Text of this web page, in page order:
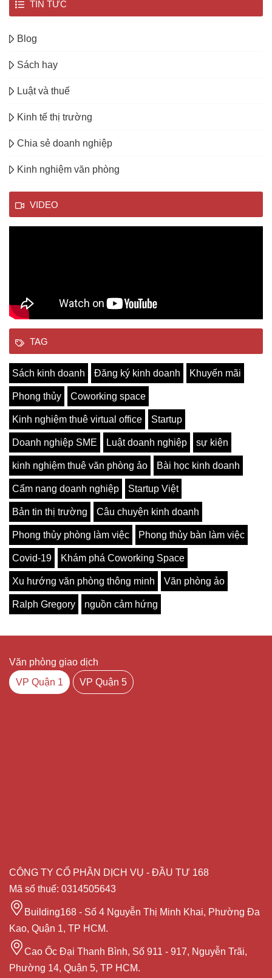
TIN TỨC
Blog
Sách hay
Luật và thuế
Kinh tế thị trường
Chia sẻ doanh nghiệp
Kinh nghiệm văn phòng
VIDEO
TAG
Sách kinh doanh Đăng ký kinh doanh Khuyến mãi
Phong thủy Coworking space
Kinh nghiệm thuê virtual office Startup
Doanh nghiệp SME Luật doanh nghiệp sự kiện
kinh nghiệm thuê văn phòng ảo Bài học kinh doanh
Cẩm nang doanh nghiệp Startup Việt
Bản tin thị trường Câu chuyện kinh doanh
Phong thủy phòng làm việc Phong thủy bàn làm việc
Covid-19 Khám phá Coworking Space
Xu hướng văn phòng thông minh Văn phòng ảo
Ralph Gregory nguồn cảm hứng
Văn phòng giao dịch
VP Quận 1
VP Quận 5
CÔNG TY CỔ PHẦN DỊCH VỤ - ĐẦU TƯ 168
Mã số thuế: 0314505643
Building168 - Số 4 Nguyễn Thị Minh Khai, Phường Đa
Kao, Quận 1, TP HCM.
Cao Ốc Đại Thanh Bình, Số 911 - 917, Nguyễn Trãi,
Phường 14, Quận 5, TP HCM.